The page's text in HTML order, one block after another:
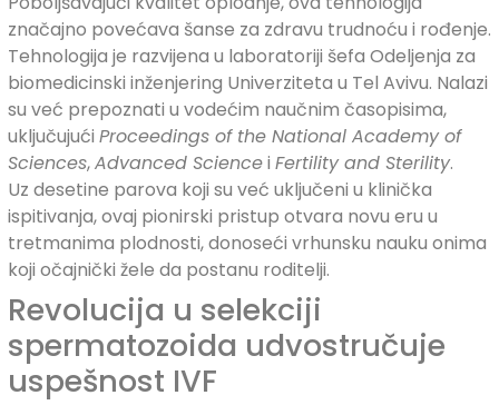
značajno povećava šanse za zdravu trudnoću i rođenje.
Tehnologija je razvijena u laboratoriji šefa Odeljenja za
biomedicinski inženjering Univerziteta u Tel Avivu. Nalazi
su već prepoznati u vodećim naučnim časopisima,
uključujući Proceedings of the National Academy of
Sciences,Advanced Sciencei Fertility and Sterility.
Uz desetine parova koji su već uključeni u klinička
ispitivanja, ovaj pionirski pristup otvara novu eru u
tretmanima plodnosti, donoseći vrhunsku nauku onima
koji očajnički žele da postanu roditelji.
Revolucija u selekciji
spermatozoida udvostručuje
uspešnost IVF